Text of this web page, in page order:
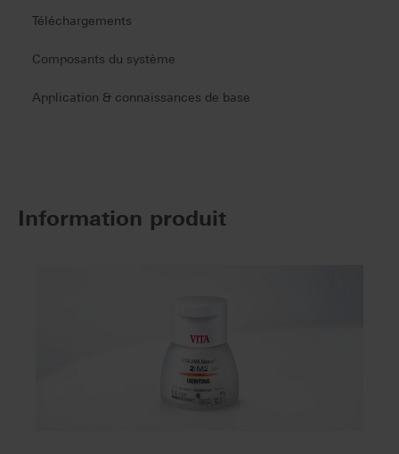
Téléchargements
Composants du système
Application & connaissances de base
Information produit